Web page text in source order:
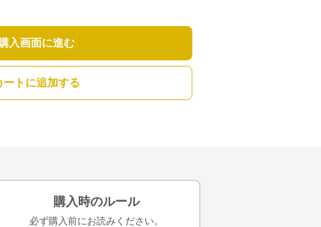
入画面に進む
ートに追加する
購入時のルール
必ず購入前にお読みください。